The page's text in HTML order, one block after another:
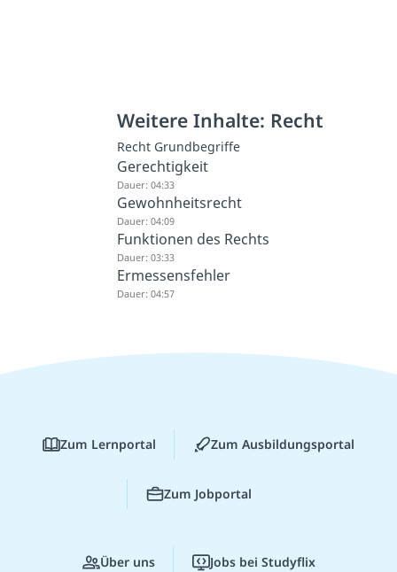
Weitere Inhalte: Recht
Recht Grundbegriffe
Gerechtigkeit
Dauer: 04:33
Gewohnheitsrecht
Dauer: 04:09
Funktionen des Rechts
Dauer: 03:33
Ermessensfehler
Dauer: 04:57
Zum Lernportal Zum Ausbildungsportal
Zum Jobportal
Über uns Jobs bei Studyflix